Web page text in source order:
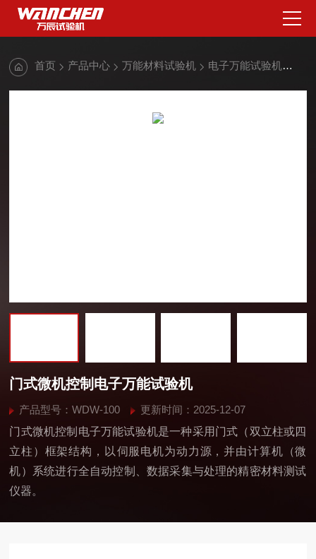
首页 产品中心 万能材料试验机 电子万能试验机
门式微机控制电子万能试验机
产品型号：WDW-100
更新时间：2025-12-07
门式微机控制电子万能试验机是一种采用​​门式（双立柱或四
立柱）框架结构​​，以​​伺服电机​​为动力源，并由​​计算机（微
机）系统​​进行全自动控制、数据采集与处理的精密材料测试
仪器。